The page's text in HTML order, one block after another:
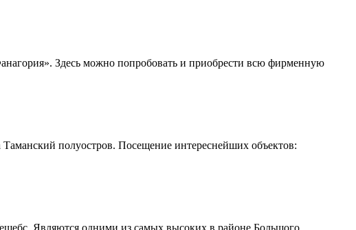
Здесь можно попробовать и приобрести всю фирменную
полуостров. Посещение интереснейших объектов: